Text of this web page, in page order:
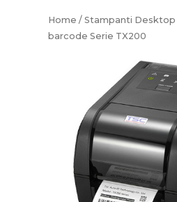
Home / Stampanti Desktop
barcode Serie TX200